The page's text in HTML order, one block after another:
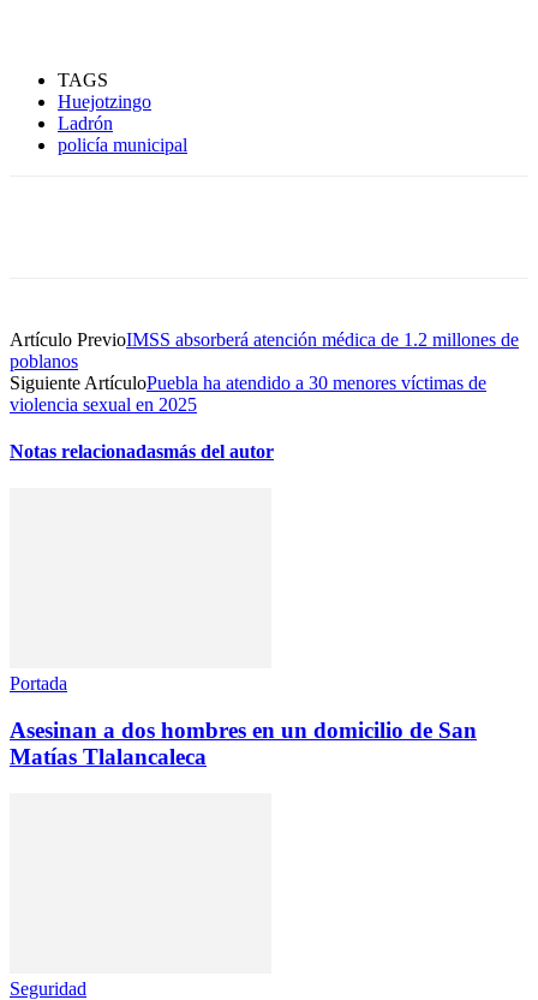
TAGS
Huejotzingo
Ladrón
policía municipal
Artículo PrevioIMSS absorberá atención médica de 1.2 millones de
poblanos
Siguiente ArtículoPuebla ha atendido a 30 menores víctimas de
violencia sexual en 2025
Notas relacionadasmás del autor
Portada
Asesinan a dos hombres en un domicilio de San
Matías Tlalancaleca
Seguridad